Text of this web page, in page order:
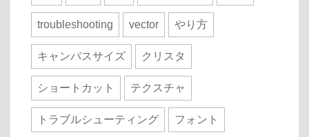
troubleshooting vector やり方
キャンバスサイズ クリスタ
ショートカット テクスチャ
トラブルシューティング フォント